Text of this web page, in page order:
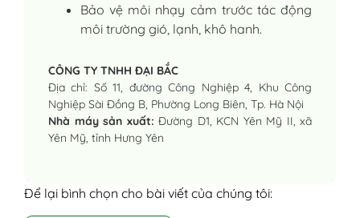
Bảo vệ môi nhạy cảm trước tác động
môi trường gió, lạnh, khô hanh.
CÔNG TY TNHH ĐẠI BẮC
Địa chỉ: Số 11, đường Công Nghiệp 4, Khu Công
Nghiệp Sài Đồng B, Phường Long Biên, Tp. Hà Nội
Nhà máy sản xuất: Đường D1, KCN Yên Mỹ II, xã
Yên Mỹ, tỉnh Hưng Yên
Để lại bình chọn cho bài viết của chúng tôi: